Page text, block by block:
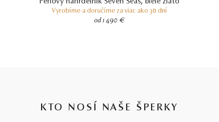
diamantoch o hmotnosti 0.30ct a vyššej bude dodržaná uvedená
alebo vyššia hmotnosť. Hmotnosť drahého kovu sa pri takýchto
Vyrobíme a doručíme za viac ako 30 dní
od 1 490 €
KTO NOSÍ NAŠE ŠPERKY